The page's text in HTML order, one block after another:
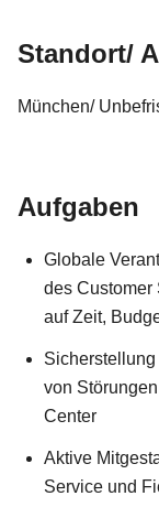
Standort/
München/
Aufgaben
Globale
des Customer
auf Zeit,
von
Center
Aktive
Service und